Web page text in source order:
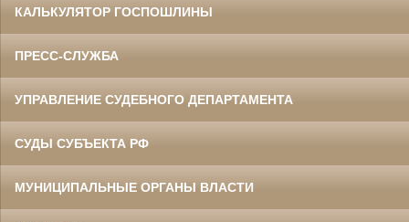
КАЛЬКУЛЯТОР ГОСПОШЛИНЫ
ПРЕСС-СЛУЖБА
УПРАВЛЕНИЕ СУДЕБНОГО ДЕПАРТАМЕНТА
СУДЫ СУБЪЕКТА РФ
МУНИЦИПАЛЬНЫЕ ОРГАНЫ ВЛАСТИ